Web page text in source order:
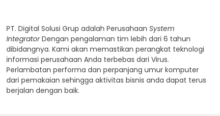
PT. Digital Solusi Grup adalah PerusahaanSystem
IntegratorDengan pengalaman tim lebih dari 6 tahun
dibidangnya. Kami akan memastikan perangkat teknologi
informasi perusahaan Anda terbebas dari Virus.
Perlambatan performa dan perpanjang umur komputer
dari pemakaian sehingga aktivitas bisnis anda dapat terus
berjalan dengan baik.